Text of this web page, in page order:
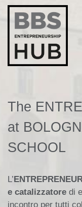
The
at
SCHOOL
L’
e catalizzatore di
incontro per tutti